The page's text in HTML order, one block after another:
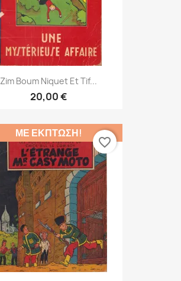
Zim Boum Niquet Et Tif...
20,00 €
ΜΕ ΈΚΠΤΩΣΗ!
favorite_border